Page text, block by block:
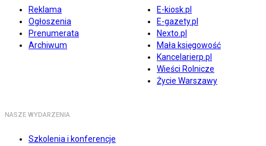
Reklama
Ogłoszenia
Prenumerata
Archiwum
E-kiosk.pl
E-gazety.pl
Nexto.pl
Mała księgowość
Kancelarierp.pl
Wieści Rolnicze
Życie Warszawy
NASZE WYDARZENIA
Szkolenia i konferencje